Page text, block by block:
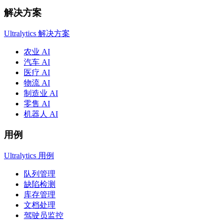
解决方案
Ultralytics 解决方案
农业 AI
汽车 AI
医疗 AI
物流 AI
制造业 AI
零售 AI
机器人 AI
用例
Ultralytics 用例
队列管理
缺陷检测
库存管理
文档处理
驾驶员监控